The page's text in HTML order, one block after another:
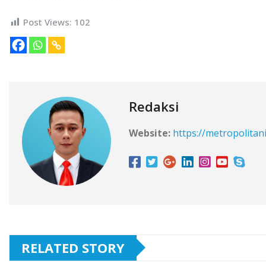
Post Views: 102
Redaksi
Website: https://
RELATED STORY